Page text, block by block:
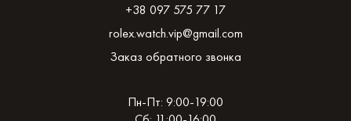
+38 097 575 77 17
rolex.watch.vip@gmail.com
Заказ обратного звонка
Пн-Пт: 9:00-19:00